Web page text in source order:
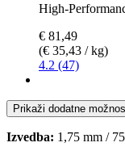
High-
€ 81,49
(€ 35,43 / kg)
4.2 (47)
Prikaži dodatne
Izvedba: 1,75 mm /